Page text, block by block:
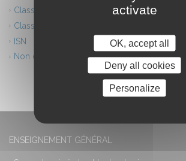
Classes européennes
Classes innovantes
ISN
Non classé
ENSEIGNEMENT GÉNÉRAL
activate
OK, accept all
Deny all cookies
Personalize